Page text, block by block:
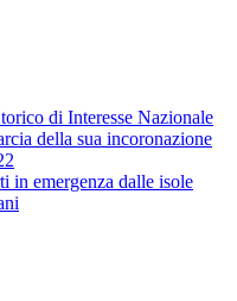
di Interesse Nazionale
della sua incoronazione
in emergenza dalle isole